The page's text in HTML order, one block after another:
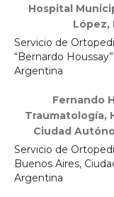
Hospital
López,
Servicio de
“Bernardo
Argentina
Fernando
Traumatología,
Ciudad
Servicio de
Buenos Aires,
Argentina